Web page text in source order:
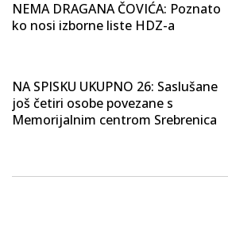
NEMA DRAGANA ČOVIĆA: Poznato
ko nosi izborne liste HDZ-a
NA SPISKU UKUPNO 26: Saslušane
još četiri osobe povezane s
Memorijalnim centrom Srebrenica